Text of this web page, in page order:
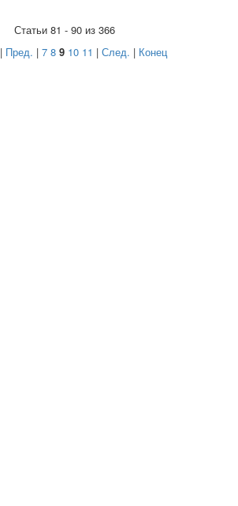
Статьи 81 - 90 из 366
| Пред. | 7 8 9 10 11 | След. | Конец